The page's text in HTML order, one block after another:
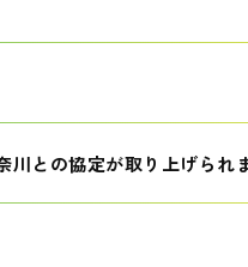
川との協定が取り上げられ